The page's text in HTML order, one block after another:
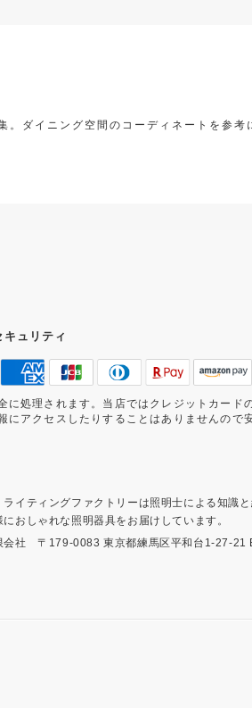
ダイニング空間のコーディネートを参考
ュリティ
に処理されます。当店ではクレジットカード
にアクセスしたりすることはありませんので
ライティングファクトリーは照明士による知識
おしゃれな照明器具をお届けしています。
会社〒179-0083 東京都練馬区平和台1-27-21